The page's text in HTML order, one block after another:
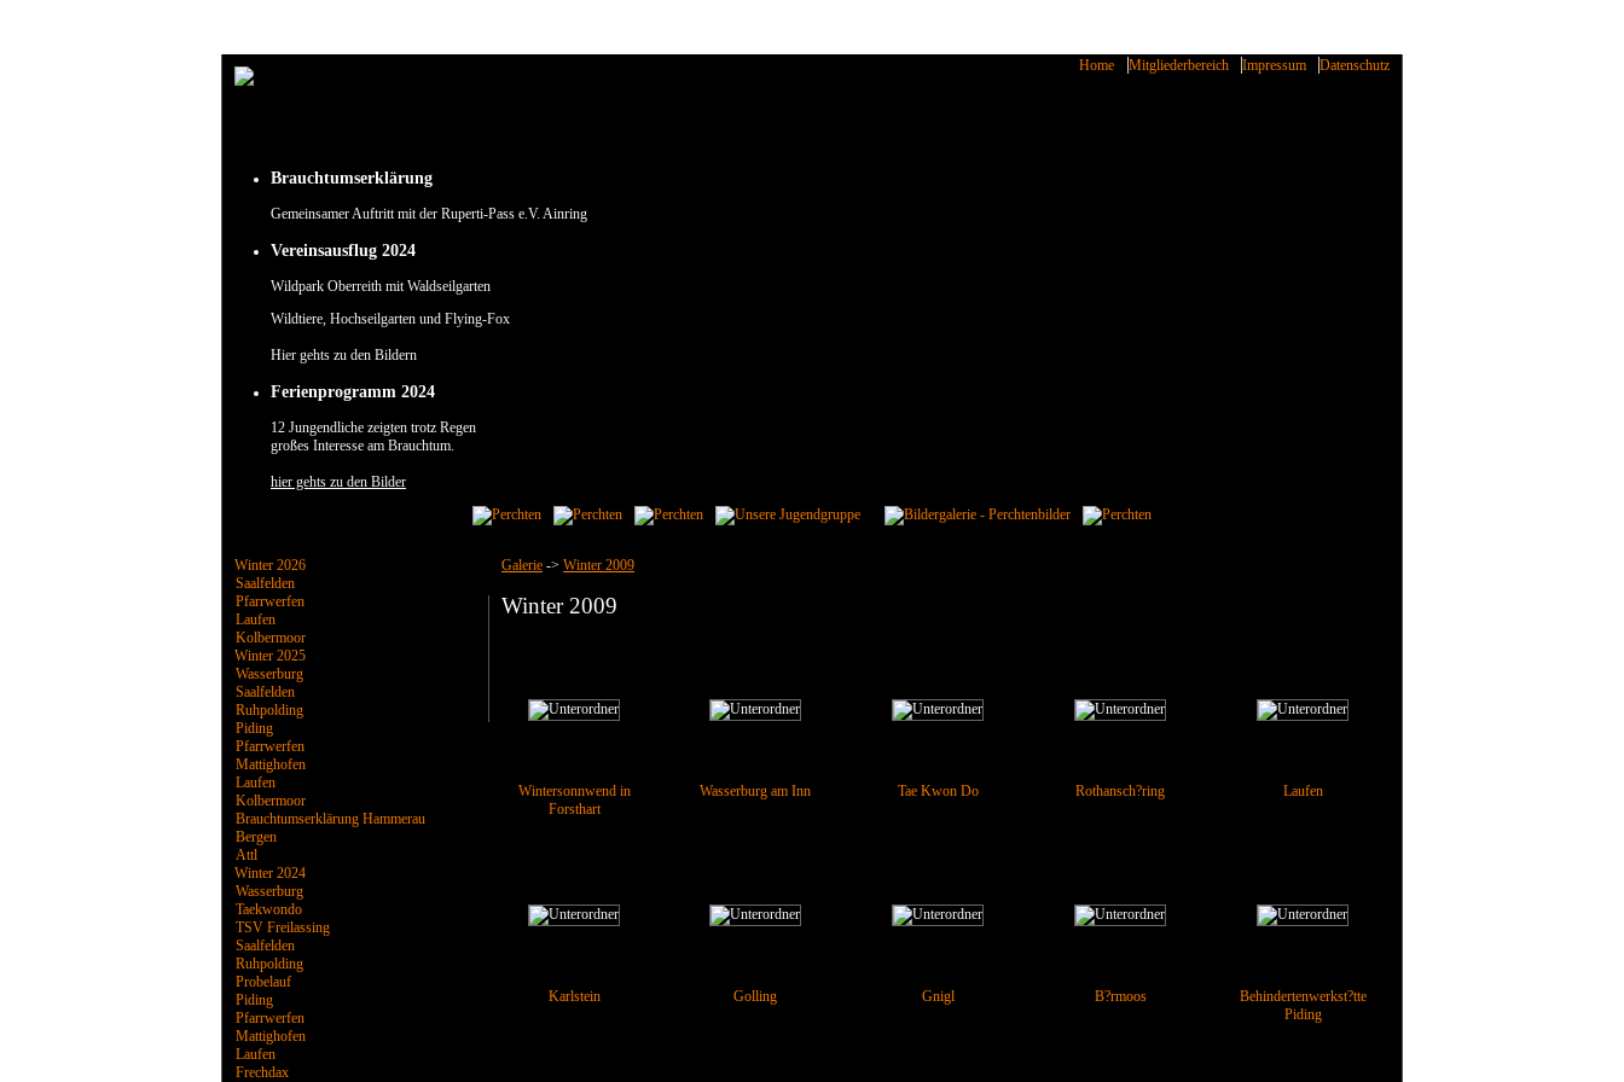
Home
Mitgliederbereich Impressum Datenschutz
Brauchtumserklärung
Gemeinsamer Auftritt mit der Ruperti-Pass e.V. Ainring
Vereinsausflug 2024
Wildpark Oberreith mit Waldseilgarten
Wildtiere, Hochseilgarten und Flying-Fox
Hier gehts zu den Bildern
Ferienprogramm 2024
12 Jungendliche zeigten trotz Regen
großes Interesse am Brauchtum.
hier gehts zu den Bilder
Winter 2026
Saalfelden
Pfarrwerfen
Laufen
Kolbermoor
Winter 2025
Wasserburg
Saalfelden
Ruhpolding
Piding
Pfarrwerfen
Mattighofen
Laufen
Kolbermoor
Brauchtumserklärung Hammerau
Bergen
Attl
Winter 2024
Wasserburg
Taekwondo
TSV Freilassing
Saalfelden
Ruhpolding
Probelauf
Piding
Pfarrwerfen
Mattighofen
Laufen
Frechdax
Galerie -> Winter 2009
Winter 2009
Wintersonnwend in
Forsthart
Wasserburg am Inn Tae Kwon Do Rothansch?ring Laufen
Karlstein Golling Gnigl B?rmoos
Behindertenwerkst?tte
Piding